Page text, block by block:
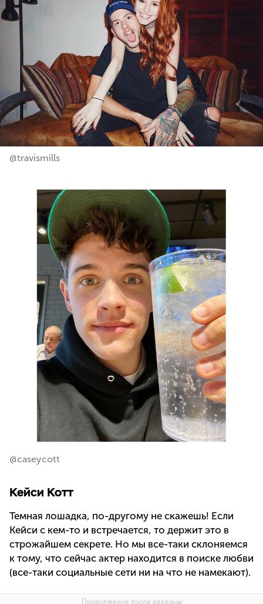
@travismills
@caseycott
Кейси Котт
Темная лошадка, по-другому не скажешь! Если
Кейси с кем-то и встречается, то держит это в
строжайшем секрете. Но мы все-таки склоняемся
к тому, что сейчас актер находится в поиске любви
(все-таки социальные сети ни на что не намекают).